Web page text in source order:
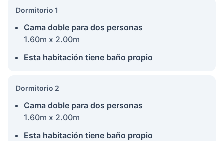
Dormitorio 1
Cama doble para dos personas
1.60m x 2.00m
Esta habitación tiene baño propio
Dormitorio 2
Cama doble para dos personas
1.60m x 2.00m
Esta habitación tiene baño propio